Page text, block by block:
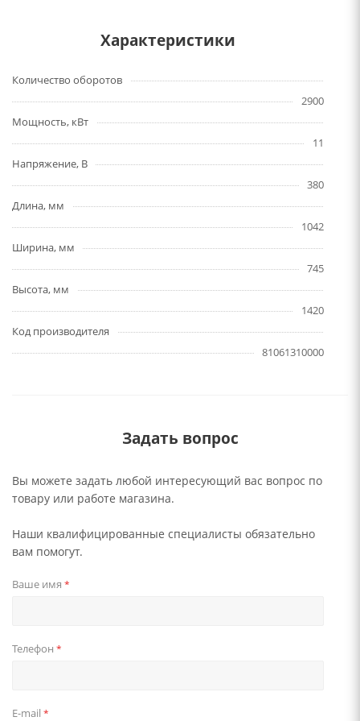
Характеристики
Количество оборотов
2900
Мощность, кВт
11
Напряжение, В
380
Длина, мм
1042
Ширина, мм
745
Высота, мм
1420
Код производителя
81061310000
Задать вопрос
Вы можете задать любой интересующий вас вопрос по
товару или работе магазина.
Наши квалифицированные специалисты обязательно
вам помогут.
Ваше имя *
Телефон *
E-mail *